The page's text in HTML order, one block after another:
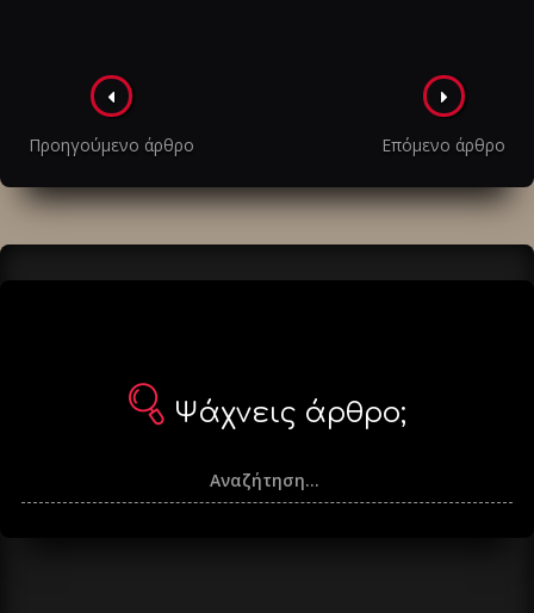
Πλοήγηση
στα
άρθρα
Προηγούμενο άρθρο Επόμενο άρθρο
Ψάχνεις άρθρο;